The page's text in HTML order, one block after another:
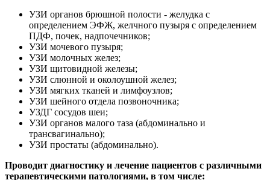
УЗИ органов брюшной полости - желудка с
определением ЭФЖ, желчного пузыря с определением
ПДФ, почек, надпочечников;
УЗИ мочевого пузыря;
УЗИ молочных желез;
УЗИ щитовидной железы;
УЗИ cлюнной и околоушной желез;
УЗИ мягких тканей и лимфоузлов;
УЗИ шейного отдела позвоночника;
УЗДГ сосудов шеи;
УЗИ органов малого таза (абдоминально и
трансвагинально);
УЗИ простаты (абдоминально).
Проводит диагностику и лечение пациентов с различными
терапевтическими патологиями, в том числе: